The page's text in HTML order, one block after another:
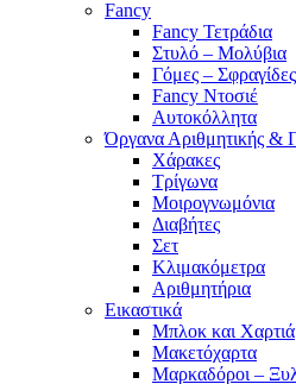
Fancy
Fancy Τετράδια
Στυλό – Μολύβια
Γόμες – Σφραγίδες
Fancy Ντοσιέ
Αυτοκόλλητα
Όργανα Αριθμητικής &
Χάρακες
Τρίγωνα
Mοιρογνωμόνια
Διαβήτες
Σετ
Κλιμακόμετρα
Αριθμητήρια
Εικαστικά
Μπλοκ και Χαρτιά
Μακετόχαρτα
Μαρκαδόροι –